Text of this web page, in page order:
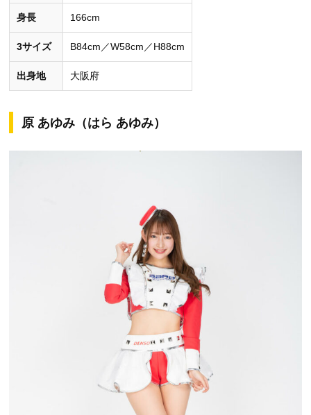
身長 166cm
3サイズ B84cm／W58cm／H88cm
出身地 大阪府
原 あゆみ（はら あゆみ）